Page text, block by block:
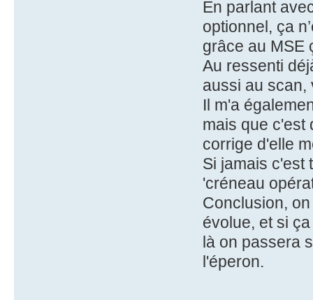
En parlant
optionnel, ça
grâce au MSE
Au ressenti
aussi au scan,
Il m'a
mais que c'est
corrige d'elle
Si jamais c'est
'créneau
Conclusion,
évolue, et si
là on passera
l'éperon.